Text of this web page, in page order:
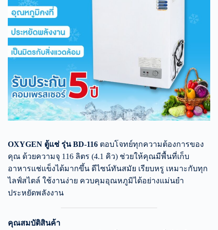
OXYGEN ตู้แช่ รุ่น BD-116 ตอบโจทย์ทุกความต้องการของ
คุณ ด้วยความจุ 116 ลิตร (4.1 คิว) ช่วยให้คุณมีพื้นที่เก็บ
อาหารแช่แข็งได้มากขึ้น ดีไซน์ทันสมัย เรียบหรู เหมาะกับทุก
ไลฟ์สไตล์ ใช้งานง่าย ควบคุมอุณหภูมิได้อย่างแม่นยำ
ประหยัดพลังงาน
คุณสมบัติสินค้า